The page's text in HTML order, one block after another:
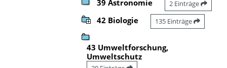
39 Astronomie 2 Einträge
42 Biologie 135 Einträge
43 Umweltforschung,
Umweltschutz